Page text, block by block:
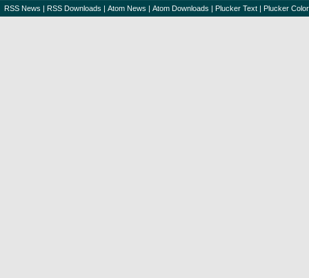
RSS News | RSS Downloads | Atom News | Atom Downloads | Plucker Text | Plucker Color